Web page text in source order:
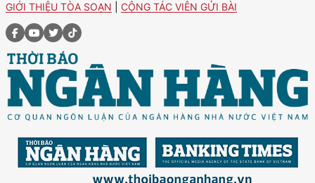
GIỚI THIỆU TÒA SOẠN
CỘNG TÁC VIÊN GỬI BÀI